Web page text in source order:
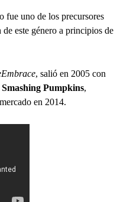
fue uno de los precursores
este género a principios de
, salió en 2005 con
Smashing Pumpkins,
en 2014.